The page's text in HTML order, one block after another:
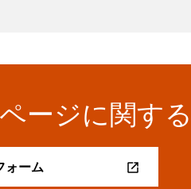
ージに関す
ォーム